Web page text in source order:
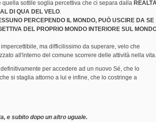
quella sottile soglia percettiva che ci separa dalla
AL DI QUA DEL VELO.
PERCEPENDO IL MONDO, PUÒ USCIRE DA SE
DEL PROPRIO MONDO INTERIORE SUL
ma difficilissimo da superare, velo che
all'interno del comune scorrere delle attività nella vita.
per accedere ad un nuovo Sé, che lo
si staglia attorno a lui e infine, che lo costringe a
e subito dopo un altro uguale.